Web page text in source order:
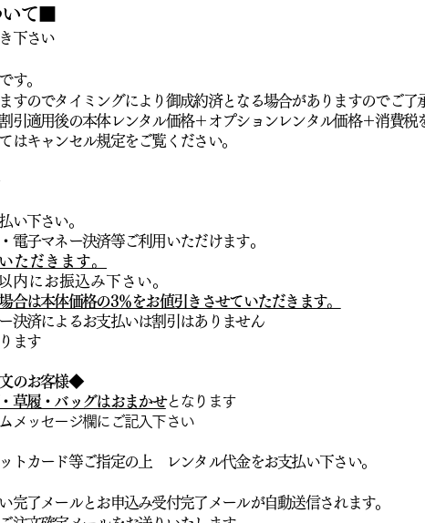
て■
下さい
す。
すのでタイミングにより御成約済となる場合がありますのでご了
適用後の本体レンタル価格＋オプションレンタル価格＋消費税
キャンセル規定をご覧ください。
い下さい。
子マネー決済等ご利用いただけます。
ただきます。
内にお振込み下さい。
は本体価格の3％をお値引きさせていただきます。
決済によるお支払いは割引はありません
ます
のお客様◆
草履・バッグはおまかせとなります
メッセージ欄にご記入下さい
トカード等ご指定の上 レンタル代金をお支払い下さい。
了メールとお申込み受付完了メールが自動送信されます。